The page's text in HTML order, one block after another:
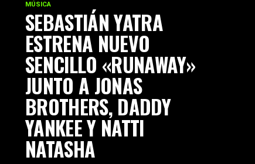
MÚSICA
SEBASTIÁN YATRA
ESTRENA NUEVO
SENCILLO «RUNAWAY»
JUNTO A JONAS
BROTHERS, DADDY
YANKEE Y NATTI
NATASHA